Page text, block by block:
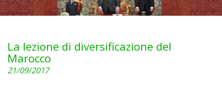
La lezione di diversificazione del
Marocco
21/09/2017